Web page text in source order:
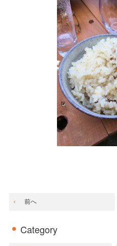
前へ
Category